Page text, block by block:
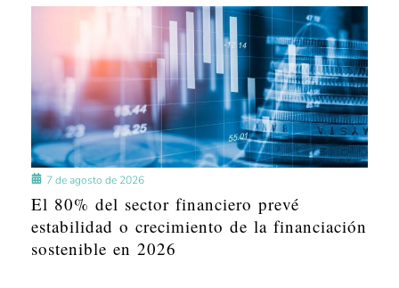
7 de agosto de 2026
El 80% del sector financiero prevé
estabilidad o crecimiento de la financiación
sostenible en 2026